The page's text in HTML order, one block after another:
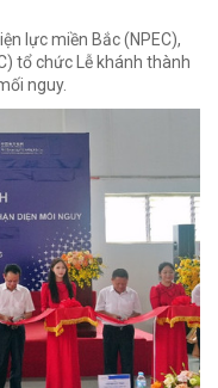
lực miền Bắc (NPEC),
tổ chức Lễ khánh thành
nguy.